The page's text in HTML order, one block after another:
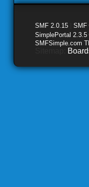
SMF 2.0.15 SMF
SimplePortal
SMFSimple.com